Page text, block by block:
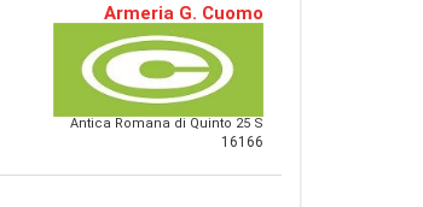
Armeria G. Cuomo
Antica Romana di Quinto 25 S
16166